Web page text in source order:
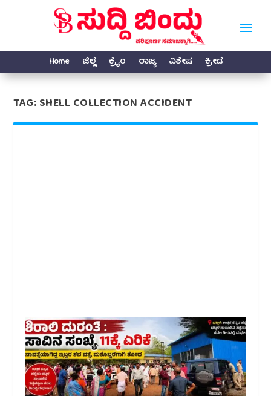
Home ಜಿಲ್ಲೆ ಕ್ರೈಂ ರಾಜ್ಯ ವಿಶೇಷ ಕ್ರೀಡೆ
TAG:SHELL COLLECTION ACCIDENT